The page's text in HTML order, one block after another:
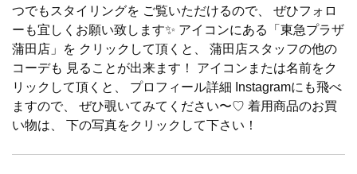
つでもスタイリングを ご覧いただけるので、 ぜひフォロ
ーも宜しくお願い致します✨ アイコンにある「東急プラザ
蒲田店」を クリックして頂くと、 蒲田店スタッフの他の
コーデも 見ることが出来ます！ アイコンまたは名前をク
リックして頂くと、 プロフィール詳細 Instagramにも飛べ
ますので、 ぜひ覗いてみてください〜♡ 着用商品のお買
い物は、 下の写真をクリックして下さい！